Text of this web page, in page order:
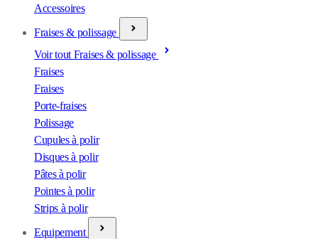
Accessoires
Fraises & polissage
Voir tout Fraises & polissage
Fraises
Fraises
Porte-fraises
Polissage
Cupules à polir
Disques à polir
Pâtes à polir
Pointes à polir
Strips à polir
Equipement